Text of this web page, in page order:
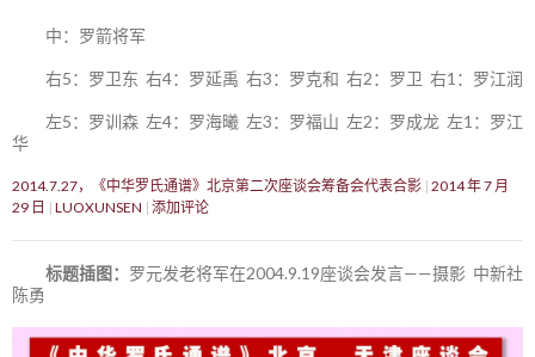
中：罗箭将军
右5：罗卫东 右4：罗延禹 右3：罗克和 右2：罗卫 右1：罗江润
左5：罗训森 左4：罗海曦 左3：罗福山 左2：罗成龙 左1：罗江
华
2014.7.27，《中华罗氏通谱》北京第二次座谈会筹备会代表合影 2014 年 7 月
29 日
LUOXUNSEN 添加评论
标题插图： 罗元发老将军在2004.9.19座谈会发言——摄影 中新社
陈勇